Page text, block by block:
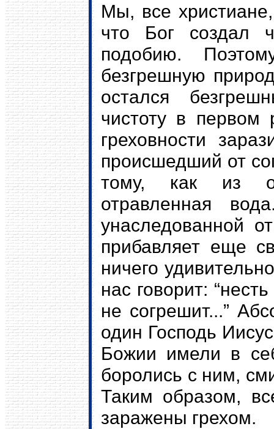
Мы, все
что Бог создал
подобию.
безгрешную
остался
чистоту в первом
греховности
происшедший от
тому, как из
отравленная
унаследованной
прибавляет еще
ничего
нас говорит:
не согрешит...”
один Господь
Божии имели в
боролись с ним,
Таким образом,
заражены грехом.